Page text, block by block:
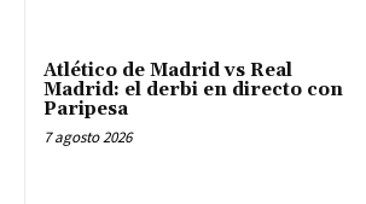
Atlético de Madrid vs Real
Madrid: el derbi en directo con
Paripesa
7 agosto 2026